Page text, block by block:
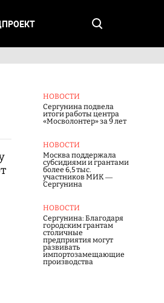
НОВОСТИ
Сергунина подвела
итоги работы центра
«Мосволонтер» за 9 лет
НОВОСТИ
Москва поддержала
субсидиями и грантами
более 6,5 тыс.
участников МИК —
Сергунина
НОВОСТИ
Сергунина: Благодаря
городским грантам
столичные
предприятия могут
развивать
импортозамещающие
производства